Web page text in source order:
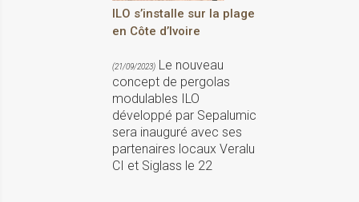
ILO s’installe sur la plage
en Côte d’Ivoire
(21/09/2023) Le nouveau
concept de pergolas
modulables ILO
développé par Sepalumic
sera inauguré avec ses
partenaires locaux Veralu
CI et Siglass le 22